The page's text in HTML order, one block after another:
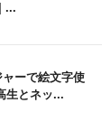
...
ャーで絵文字使
生とネッ...